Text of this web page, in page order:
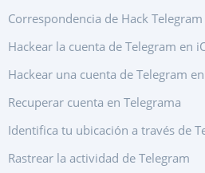
Correspondencia de Hack Telegram
Hackear la cuenta de Telegram en
Hackear una cuenta de Telegram
Recuperar cuenta en Telegrama
Identifica tu ubicación a través de
Rastrear la actividad de Telegram